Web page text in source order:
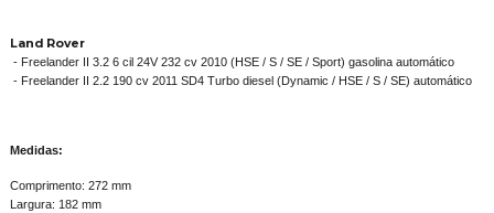
Land Rover
- Freelander II 3.2 6 cil 24V 232 cv 2010 (HSE / S / SE / Sport) gasolina automático
- Freelander II 2.2 190 cv 2011 SD4 Turbo diesel (Dynamic / HSE / S / SE) automático
Medidas:
Comprimento: 272 mm
Largura: 182 mm